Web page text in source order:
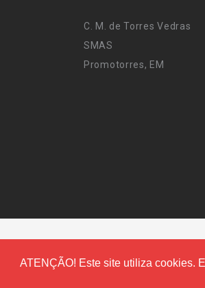
ATENÇÃO! Este site utiliza cookies.
C. M. de Torres Vedras
SMAS
Promotorres, EM